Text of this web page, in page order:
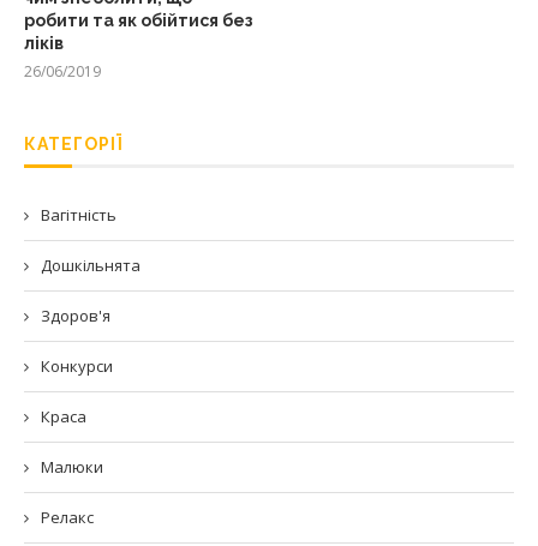
робити та як обійтися без
ліків
26/06/2019
КАТЕГОРІЇ
Вагітність
Дошкільнята
Здоров'я
Конкурси
Краса
Малюки
Релакс